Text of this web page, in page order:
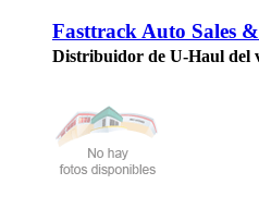
Fasttrack Auto Sales
Distribuidor de U-Haul del